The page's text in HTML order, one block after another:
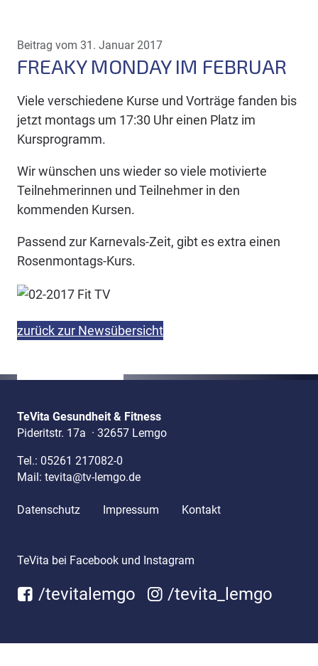
Beitrag vom 31. Januar 2017
FREAKY MONDAY IM FEBRUAR
Viele verschiedene Kurse und Vorträge fanden bis
jetzt montags um 17:30 Uhr einen Platz im
Kursprogramm.
Wir wünschen uns wieder so viele motivierte
Teilnehmerinnen und Teilnehmer in den
kommenden Kursen.
Passend zur Karnevals-Zeit, gibt es extra einen
Rosenmontags-Kurs.
zurück zur Newsübersicht
TeVita Gesundheit & Fitness
Pideritstr. 17a · 32657 Lemgo
Tel.: 05261 217082-0
Mail: tevita@tv-lemgo.de
Datenschutz Impressum Kontakt
TeVita bei Facebook und Instagram
/tevitalemgo /tevita_lemgo